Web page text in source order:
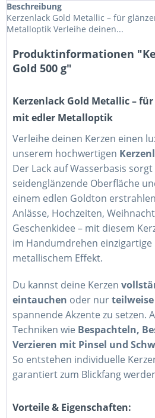
Beschreibung
Kerzenlack Gold Metallic – für
Metalloptik Verleihe deinen...
Produktinformationen
Gold 500 g"
Kerzenlack Gold Metallic –
mit edler Metalloptik
Verleihe deinen Kerzen einen
unserem hochwertigen
Der Lack auf Wasserbasis
seidenglänzende Oberfläche
einem edlen Goldton
Anlässe, Hochzeiten,
Geschenkidee – mit diesem
im Handumdrehen einzigartige
metallischem Effekt.
Du kannst deine Kerzen
eintauchen oder nur
spannende Akzente zu setzen.
Techniken wie Bespachteln,
Verzieren mit Pinsel und
So entstehen individuelle
garantiert zum Blickfang
Vorteile & Eigenschaften: